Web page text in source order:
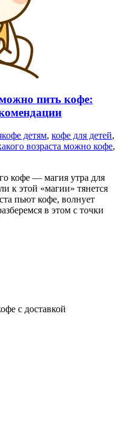
пить кофе:
кофе детям, кофе для детей,
возраста можно кофе,
кофе — магия утра для
к этой «магии» тянется
пьют кофе, волнует
в этом с точки